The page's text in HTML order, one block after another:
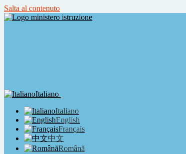
Salta al contenuto
Italiano
Italiano
English
Français
中文
Română